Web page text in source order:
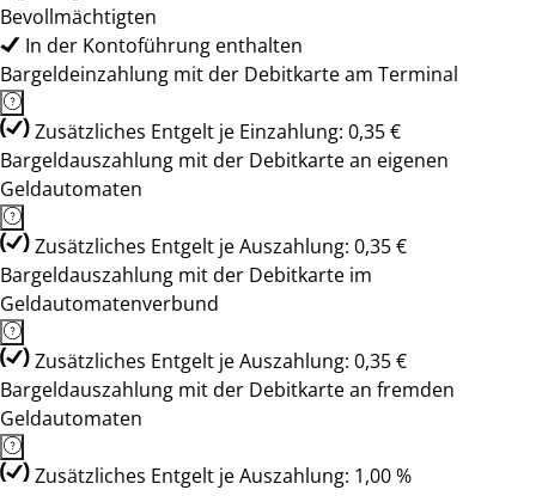
Bevollmächtigten
In der Kontoführung enthalten
Bargeldeinzahlung mit der Debitkarte am Terminal
Zusätzliches Entgelt je Einzahlung: 0,35 €
Bargeldauszahlung mit der Debitkarte an eigenen
Geldautomaten
Zusätzliches Entgelt je Auszahlung: 0,35 €
Bargeldauszahlung mit der Debitkarte im
Geldautomatenverbund
Zusätzliches Entgelt je Auszahlung: 0,35 €
Bargeldauszahlung mit der Debitkarte an fremden
Geldautomaten
Zusätzliches Entgelt je Auszahlung: 1,00 %